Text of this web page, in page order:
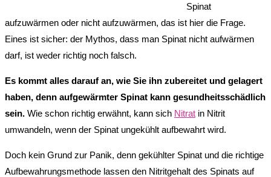
Spinat
aufzuwärmen oder nicht aufzuwärmen, das ist hier die Frage.
Eines ist sicher: der Mythos, dass man Spinat nicht aufwärmen
darf, ist weder richtig noch falsch.
Es kommt alles darauf an, wie Sie ihn zubereitet und gelagert
haben, denn aufgewärmter Spinat kann gesundheitsschädlich
sein. Wie schon richtig erwähnt, kann sich Nitrat in Nitrit
umwandeln, wenn der Spinat ungekühlt aufbewahrt wird.
Doch kein Grund zur Panik, denn gekühlter Spinat und die richtige
Aufbewahrungsmethode lassen den Nitritgehalt des Spinats auf